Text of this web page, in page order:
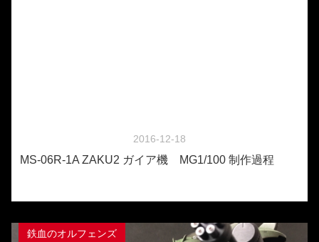
2016-12-18
MS-06R-1A ZAKU2 ガイア機 MG1/100 制作過程
鉄血のオルフェンズ